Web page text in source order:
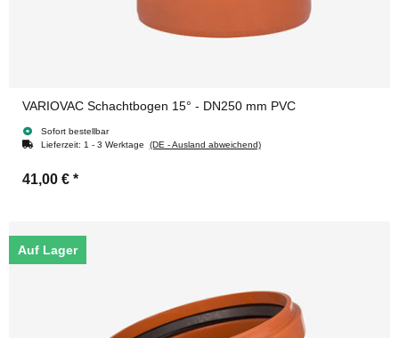
VARIOVAC Schachtbogen 15° - DN250 mm PVC
Sofort bestellbar
Lieferzeit: 1 - 3 Werktage (DE - Ausland abweichend)
41,00 € *
Auf Lager